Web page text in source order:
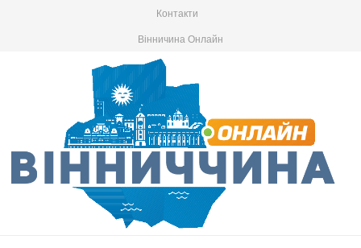
Контакти
Вінничина Онлайн